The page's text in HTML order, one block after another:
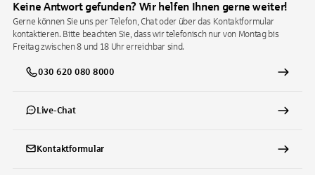
Keine Antwort gefunden? Wir helfen Ihnen gerne weiter!
Gerne können Sie uns per Telefon, Chat oder über das Kontaktformular
kontaktieren. Bitte beachten Sie, dass wir telefonisch nur von Montag bis
Freitag zwischen 8 und 18 Uhr erreichbar sind.
030 620 080 8000
Live-Chat
Kontaktformular